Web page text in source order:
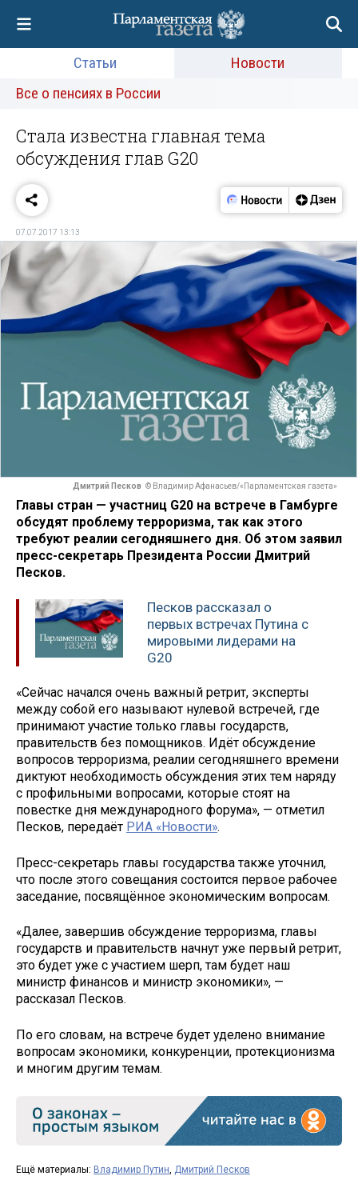
Статьи
Новости
Все о пенсиях в России
Стала известна главная тема
обсуждения глав G20
07.07.2017 13:13
Дмитрий Песков © Владимир Афанасьев/«Парламентская газета»
Главы стран — участниц G20 на встрече в Гамбурге
обсудят проблему терроризма, так как этого
требуют реалии сегодняшнего дня. Об этом заявил
пресс-секретарь Президента России Дмитрий
Песков.
Песков рассказал о
первых встречах Путина c
мировыми лидерами на
G20
«Сейчас начался очень важный ретрит, эксперты
между собой его называют нулевой встречей, где
принимают участие только главы государств,
правительств без помощников. Идёт обсуждение
вопросов терроризма, реалии сегодняшнего времени
диктуют необходимость обсуждения этих тем наряду
с профильными вопросами, которые стоят на
повестке дня международного форума», — отметил
Песков, передаёт РИА «Новости».
Пресс-секретарь главы государства также уточнил,
что после этого совещания состоится первое рабочее
заседание, посвящённое экономическим вопросам.
«Далее, завершив обсуждение терроризма, главы
государств и правительств начнут уже первый ретрит,
это будет уже с участием шерп, там будет наш
министр финансов и министр экономики», —
рассказал Песков.
По его словам, на встрече будет уделено внимание
вопросам экономики, конкуренции, протекционизма
и многим другим темам.
Ещё материалы: Владимир Путин, Дмитрий Песков